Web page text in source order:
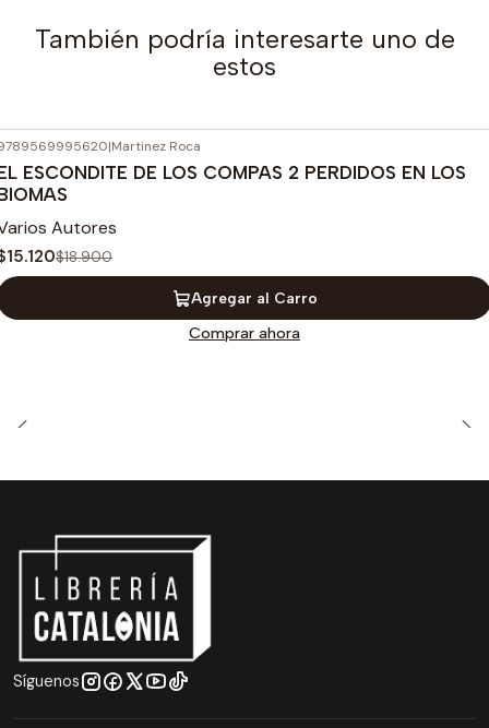
También podría interesarte uno de
estos
-20%OFF |Martinez Roca
ESCONDITE DE LOS COMPAS 2 PERDIDOS EN LOS
Autores
$18.900
Agregar al Carro
Comprar ahora
Síguenos